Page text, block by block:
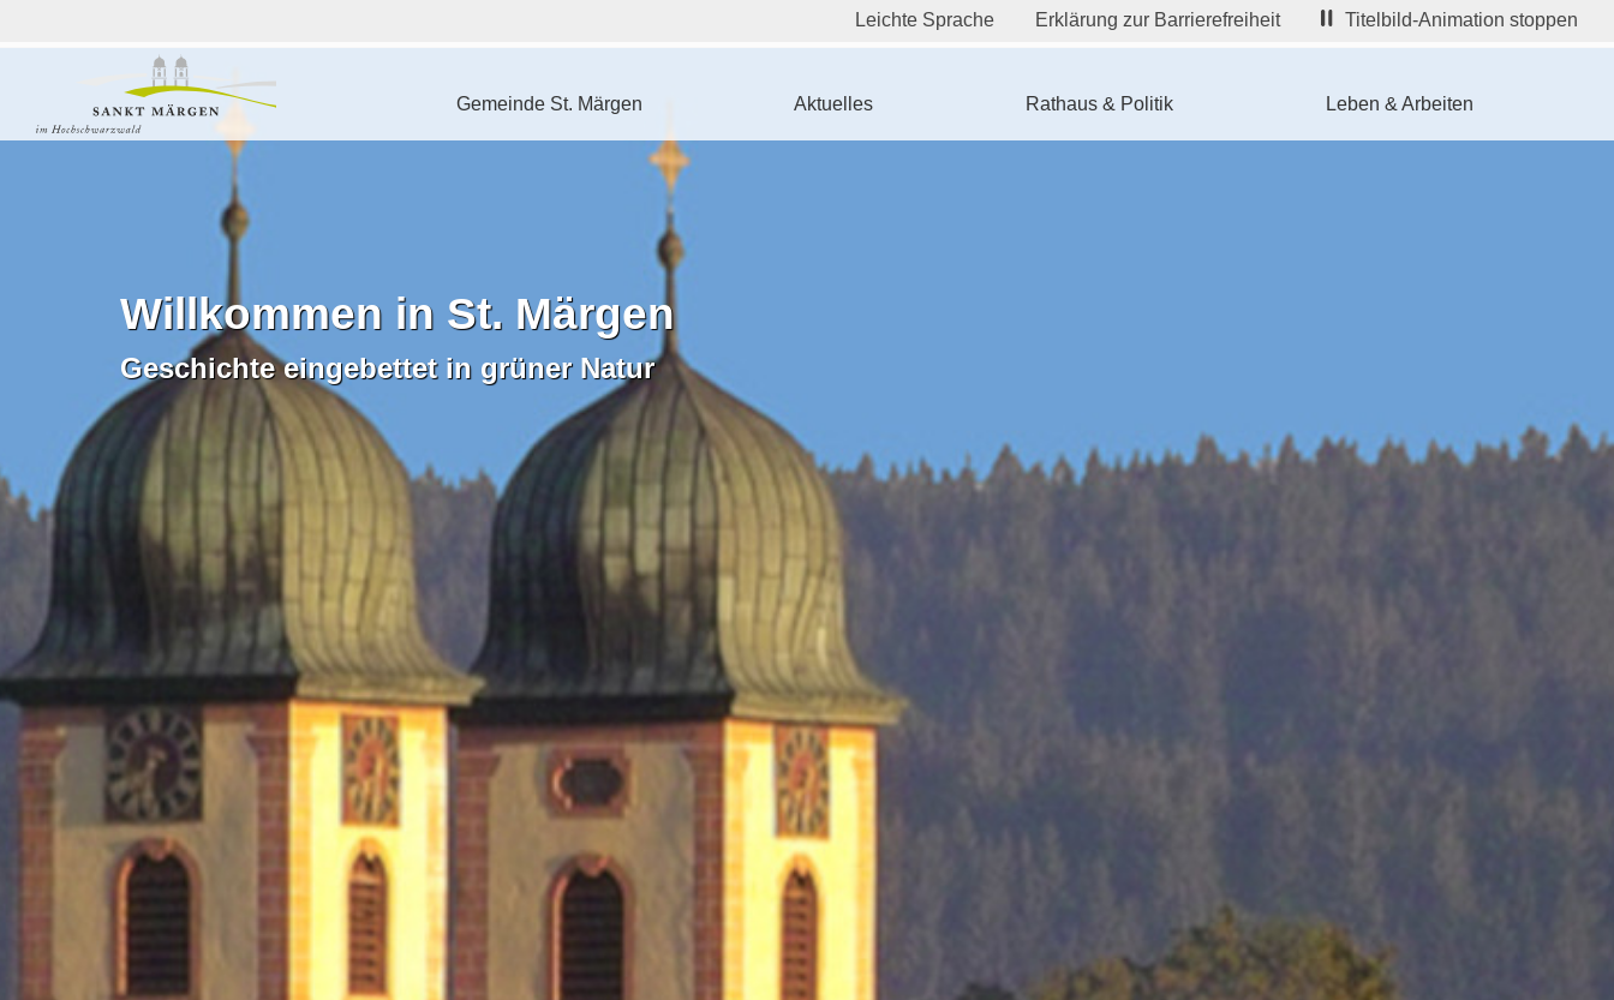
Leichte Sprache Erklärung zur Barrierefreiheit Titelbild-Animation stoppen
Gemeinde St. Märgen Aktuelles Rathaus & Politik Leben & Arbeiten
Willkommen in St. Märgen
Geschichte eingebettet in grüner Natur